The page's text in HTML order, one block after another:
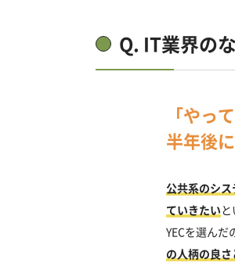
Q. IT業界のな
「やっ
半年後
公共系のシ
ていきたい
YECを選んだ
の人柄の良